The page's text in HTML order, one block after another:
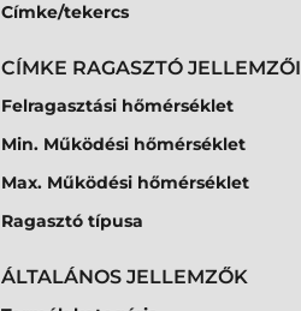
Címke/tekercs
CÍMKE RAGASZTÓ JELLEMZŐI
Felragasztási hőmérséklet
Min. Működési hőmérséklet
Max. Működési hőmérséklet
Ragasztó típusa
ÁLTALÁNOS JELLEMZŐK